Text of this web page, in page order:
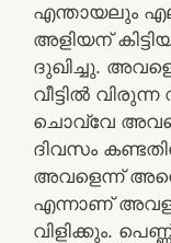
എന്തായലും
അളിയന്
ദുഖിച്ചു.
വീട്ടില്‍
ചൊവ്വേ
ദിവസം
അവളെന്ന്
എന്നാണ്
വിളിക്കും.